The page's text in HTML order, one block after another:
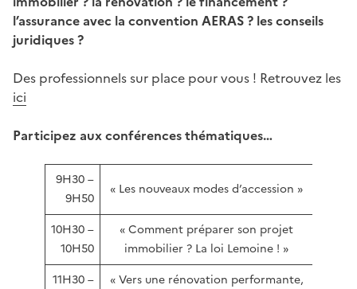
l’assurance avec la convention AERAS ? les conseils
juridiques ?
Des professionnels sur place pour vous ! Retrouvez les
ici
Participez aux conférences thématiques…
9H30 –
9H50
« Les nouveaux modes d’accession »
10H30 –
10H50
« Comment préparer son projet
immobilier ? La loi Lemoine ! »
11H30 –
« Vers une rénovation performante,